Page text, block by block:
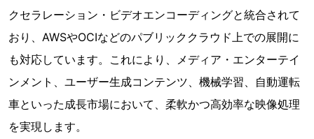
クセラレーション・ビデオエンコーディングと統合されて
おり、AWSやOCIなどのパブリッククラウド上での展開に
も対応しています。これにより、メディア・エンターテイ
ンメント、ユーザー生成コンテンツ、機械学習、自動運転
車といった成長市場において、柔軟かつ高効率な映像処理
を実現します。